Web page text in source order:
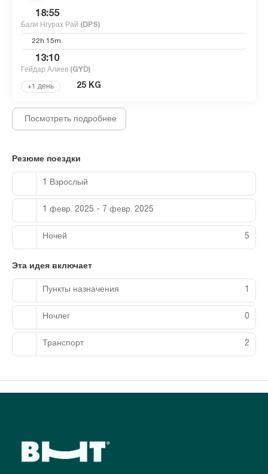
18:55
Бали Нгурах Рай (DPS)
22h 15m
13:10
Гейдар Алиев (GYD)
+1 день 25 KG
Посмотреть подробнее
Резюме поездки
1 Взрослый
1 февр. 2025 - 7 февр. 2025
Ночей 5
Эта идея включает
Пункты назначения 1
Ночлег 0
Транспорт 2